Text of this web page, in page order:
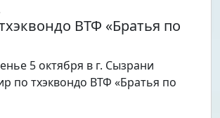
ВТФ «Братья по
5 октября в г. Сызрани
по тхэквондо ВТФ «Братья по